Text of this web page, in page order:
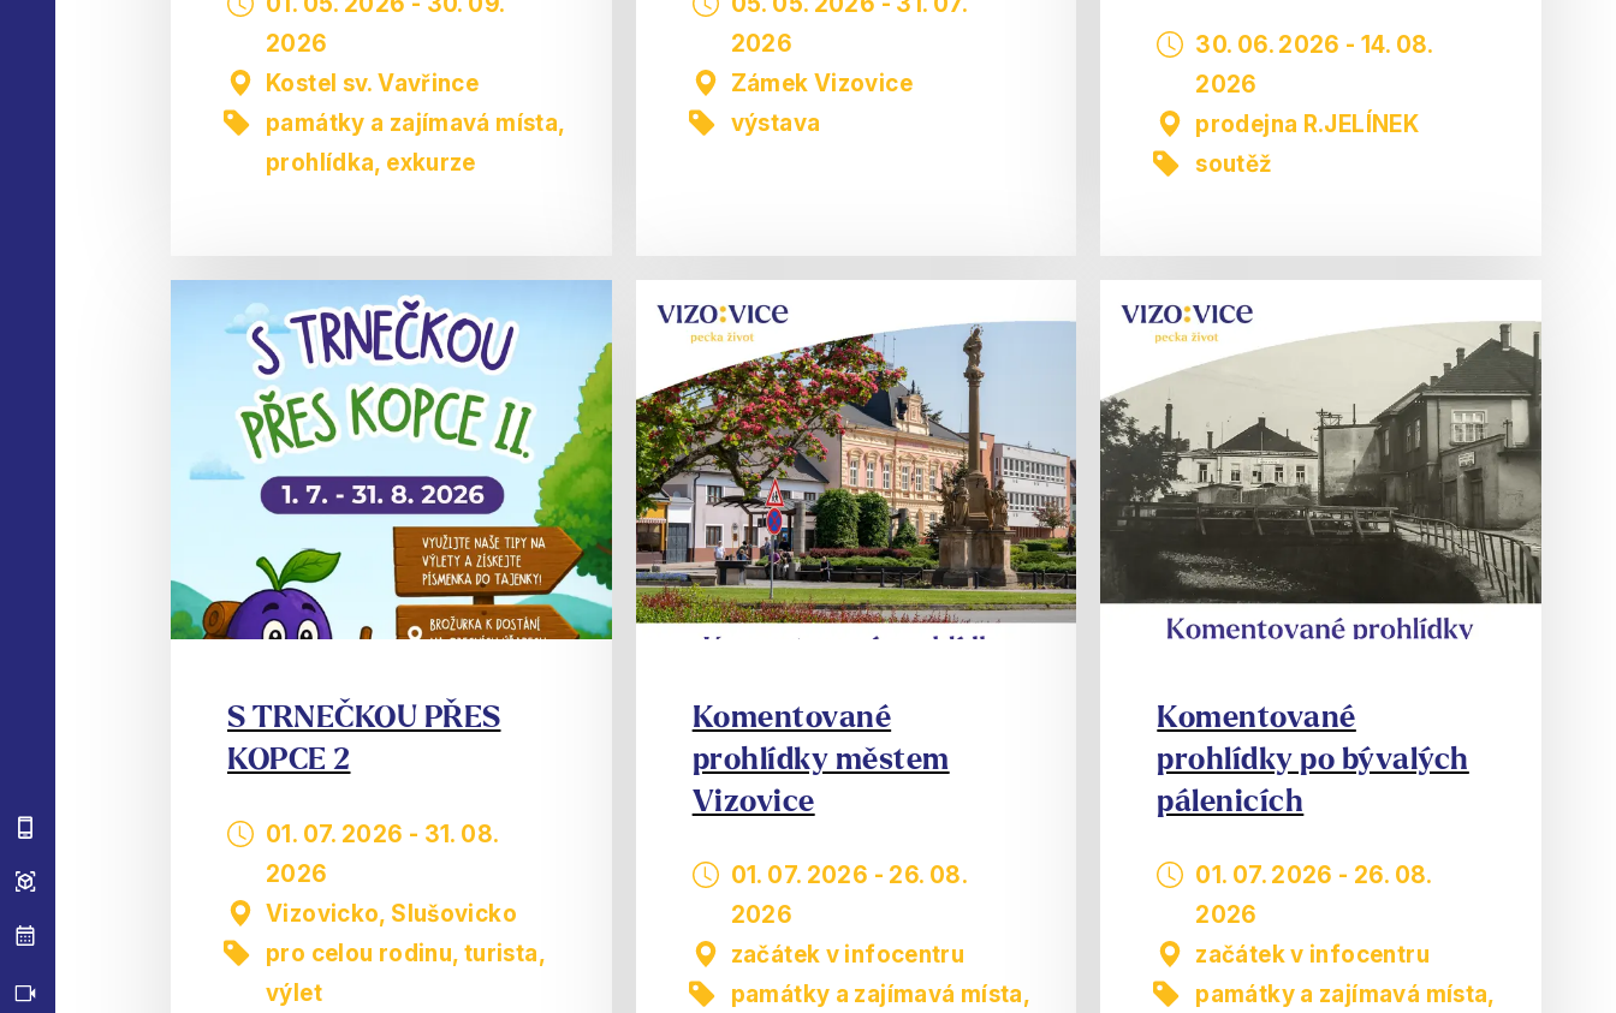
2026
Kostel sv. Vavřince
památky a zajímavá místa,
prohlídka, exkurze
2026
Zámek Vizovice
výstava
30. 06. 2026 -14. 08.
2026
prodejna R.JELÍNEK
soutěž
S TRNEČKOU PŘES
KOPCE 2
01. 07. 2026 - 31. 08.
2026
Vizovicko, Slušovicko
pro celou rodinu, turista,
výlet
Komentované
prohlídky městem
Vizovice
01. 07. 2026 - 26. 08.
2026
začátek v infocentru
památky a zajímavá místa,
Komentované
prohlídky po bývalých
pálenicích
01. 07. 2026 - 26. 08.
2026
začátek v infocentru
památky a zajímavá místa,